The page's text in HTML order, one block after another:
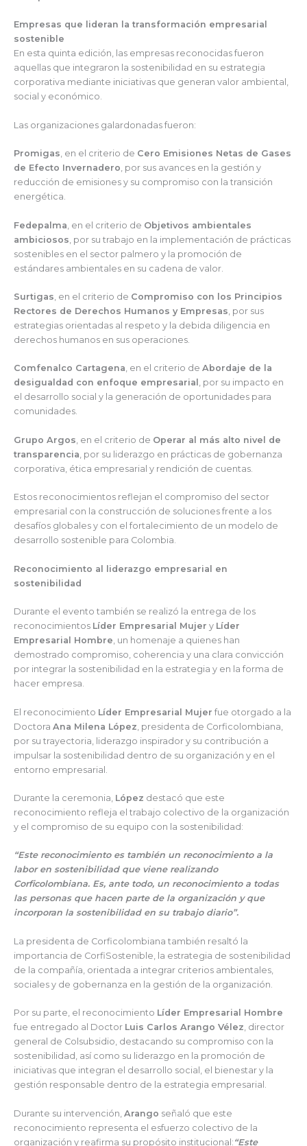
Empresas que lideran la transformación empresarial
sostenible
En esta quinta edición, las empresas reconocidas fueron
aquellas que integraron la sostenibilidad en su estrategia
corporativa mediante iniciativas que generan valor ambiental,
social y económico.
Las organizaciones galardonadas fueron:
Promigas, en el criterio de Cero Emisiones Netas de Gases
de Efecto Invernadero, por sus avances en la gestión y
reducción de emisiones y su compromiso con la transición
energética.
Fedepalma , en el criterio de Objetivos ambientales
ambiciosos , por su trabajo en la implementación de prácticas
sostenibles en el sector palmero y la promoción de
estándares ambientales en su cadena de valor.
Surtigas, en el criterio de Compromiso con los Principios
Rectores de Derechos Humanos y Empresas, por sus
estrategias orientadas al respeto y la debida diligencia en
derechos humanos en sus operaciones.
Comfenalco Cartagena, en el criterio de Abordaje de la
desigualdad con enfoque empresarial , por su impacto en
el desarrollo social y la generación de oportunidades para
comunidades.
Grupo Argos , en el criterio de Operar al más alto nivel de
transparencia , por su liderazgo en prácticas de gobernanza
corporativa, ética empresarial y rendición de cuentas.
Estos reconocimientos reflejan el compromiso del sector
empresarial con la construcción de soluciones frente a los
desafíos globales y con el fortalecimiento de un modelo de
desarrollo sostenible para Colombia.
Reconocimiento al liderazgo empresarial en
sostenibilidad
Durante el evento también se realizó la entrega de los
reconocimientos Líder Empresarial Mujer y Líder
Empresarial Hombre, un homenaje a quienes han
demostrado compromiso, coherencia y una clara convicción
por integrar la sostenibilidad en la estrategia y en la forma de
hacer empresa.
El reconocimiento Líder Empresarial Mujer fue otorgado a la
Doctora Ana Milena López , presidenta de Corficolombiana,
por su trayectoria, liderazgo inspirador y su contribución a
impulsar la sostenibilidad dentro de su organización y en el
entorno empresarial.
Durante la ceremonia, López destacó que este
reconocimiento refleja el trabajo colectivo de la organización
y el compromiso de su equipo con la sostenibilidad:
“Este reconocimiento es también un reconocimiento a la
labor en sostenibilidad que viene realizando
Corficolombiana. Es, ante todo, un reconocimiento a todas
las personas que hacen parte de la organización y que
incorporan la sostenibilidad en su trabajo diario”.
La presidenta de Corficolombiana también resaltó la
importancia de CorfiSostenible, la estrategia de sostenibilidad
de la compañía, orientada a integrar criterios ambientales,
sociales y de gobernanza en la gestión de la organización.
Por su parte, el reconocimiento Líder Empresarial Hombre
fue entregado al Doctor Luis Carlos Arango Vélez, director
general de Colsubsidio, destacando su compromiso con la
sostenibilidad, así como su liderazgo en la promoción de
iniciativas que integran el desarrollo social, el bienestar y la
gestión responsable dentro de la estrategia empresarial.
Durante su intervención, Arango señaló que este
reconocimiento representa el esfuerzo colectivo de la
organización y reafirma su propósito institucional: “Este